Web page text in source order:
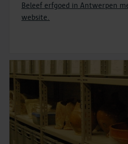
Beleef erfgoed in Antwerpen
website.